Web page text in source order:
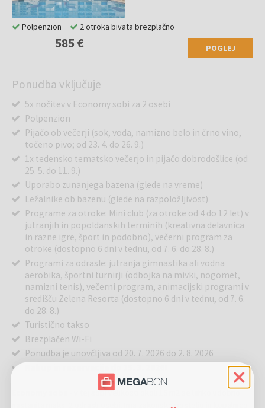
585 € POGLEJ
Polpenzion 2 otroka bivata brezplačno
Ponudba vključuje
5x nočitev v Economy sobi za 2 osebi
Polpenzion
Pijačo ob večerji (sok, voda, namizno belo in črno vino,
točeno pivo; od 23. 4. do 26. 9.)
1x tedensko tematsko večerjo in pijačo dobrodošlice (od
25. 5. do 11. 9.)
Uporabo zunanjega bazena (glede na vreme)
Ležalnike ob bazenu (glede na razpoložljivost)
Programe za otroke: Mini club (za otroke od 4 do 12 let) v
jutranjih in popoldanskih terminih (kreativna delavnica
in razne igre, šport in podobno), večerni program za
otroke (dostopno 6 dni v tednu, od 7. 6. do 28. 8.)
Programi za odrasle: jutranja gimnastika ali vodna
aerobika, športni turnirji (odbojka na mivki, nogomet,
namizni tenis), večerni program, animacijski programi v
središču Zelena Resorta (dostopno 6 dni v tednu, od 7. 6.
do 28. 8.)
Turistično takso
Brezplačen Wi-Fi
Ponudba je unovčljiva od 20. 7. 2026 do 2. 8. 2026
- v tej sobi velikosti okoli 16 m2 se lahko udobno
nastanita maks. 2 odrasli osebi. Ima zakonsko posteljo in kopalnico